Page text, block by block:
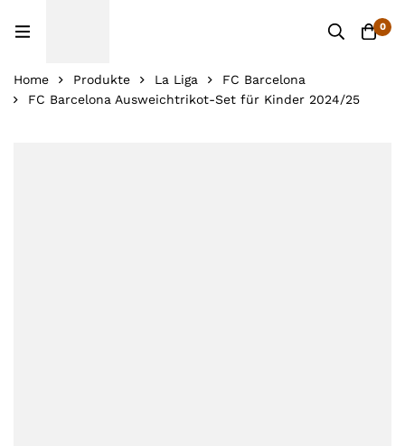
0
Home Produkte La Liga
FC Barcelona
FC Barcelona Ausweichtrikot-Set für Kinder 2024/25